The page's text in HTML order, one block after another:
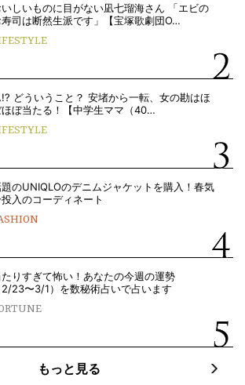
いしいものに目がない凪七瑠海さん 「エビの
寿司は断然生派です」【宝塚歌劇団O…
!? どういうこと？ 安堵から一転、女の勘はほ
ぼ当たる！【中学生ママ（40…
のUNIQLOのデニムジャケットを購入！春気
入のコーディネート
たりすぎて怖い！あなたの今週の運勢
2/23〜3/1）を数秘術占いで占います
もっと見る